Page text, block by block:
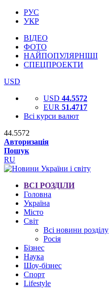
РУС
УКР
ВІДЕО
ФОТО
НАЙПОПУЛЯРНІШІ
СПЕЦПРОЕКТИ
USD
USD 44.5572
EUR 51.4717
Всі курси валют
44.5572
Авторизація
Пошук
RU
ВСІ РОЗДІЛИ
Головна
Україна
Місто
Світ
Всі новини розділу
Росія
Бізнес
Наука
Шоу-бізнес
Спорт
Lifestyle